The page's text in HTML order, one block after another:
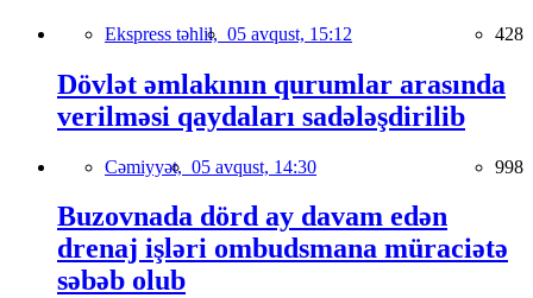
Ekspress təhlil, 05 avqust, 15:12 428
Dövlət əmlakının qurumlar arasında
verilməsi qaydaları sadələşdirilib
Cəmiyyət, 05 avqust, 14:30 998
Buzovnada dörd ay davam edən
drenaj işləri ombudsmana müraciətə
səbəb olub